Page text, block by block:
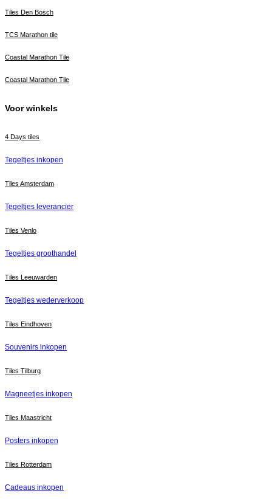
Tiles Den Bosch
TCS Marathon tile
Coastal Marathon Tile
Coastal Marathon Tile
Voor winkels
4 Days tiles
Tegeltjes inkopen
Tiles Amsterdam
Tegeltjes leverancier
Tiles Venlo
Tegeltjes groothandel
Tiles Leeuwarden
Tegeltjes wederverkoop
Tiles Eindhoven
Souvenirs inkopen
Tiles Tilburg
Magneetjes inkopen
Tiles Maastricht
Posters inkopen
Tiles Rotterdam
Cadeaus inkopen